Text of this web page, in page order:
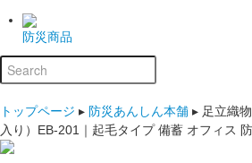
防災商品
トップページ ▸ 防災あんしん本舗 ▸ 足立織
入り）EB-201｜起毛タイプ 備蓄 オフィス